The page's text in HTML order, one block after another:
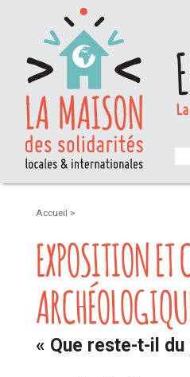
Accueil >
EXPOSITION ET
« Que reste-t-il